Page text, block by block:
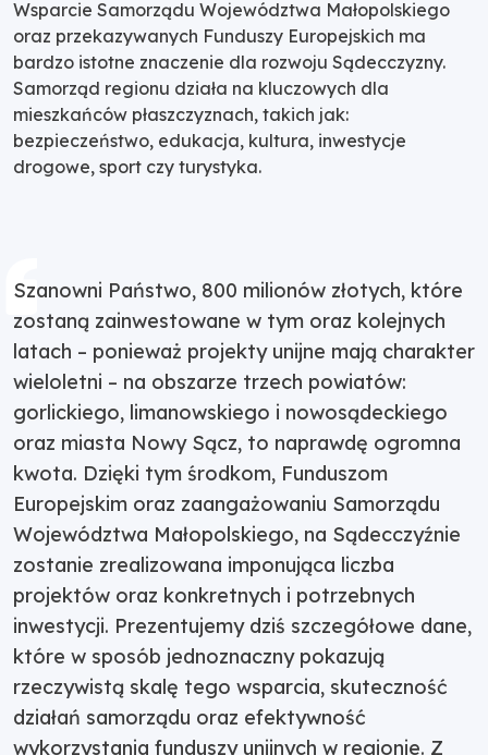
Wsparcie Samorządu Województwa Małopolskiego
oraz przekazywanych Funduszy Europejskich ma
bardzo istotne znaczenie dla rozwoju Sądecczyzny.
Samorząd regionu działa na kluczowych dla
mieszkańców płaszczyznach, takich jak:
bezpieczeństwo, edukacja, kultura, inwestycje
drogowe, sport czy turystyka.
Szanowni Państwo, 800 milionów złotych, które
zostaną zainwestowane w tym oraz kolejnych
latach – ponieważ projekty unijne mają charakter
wieloletni – na obszarze trzech powiatów:
gorlickiego, limanowskiego i nowosądeckiego
oraz miasta Nowy Sącz, to naprawdę ogromna
kwota. Dzięki tym środkom, Funduszom
Europejskim oraz zaangażowaniu Samorządu
Województwa Małopolskiego, na Sądecczyźnie
zostanie zrealizowana imponująca liczba
projektów oraz konkretnych i potrzebnych
inwestycji. Prezentujemy dziś szczegółowe dane,
które w sposób jednoznaczny pokazują
rzeczywistą skalę tego wsparcia, skuteczność
działań samorządu oraz efektywność
wykorzystania funduszy unijnych w regionie. Z